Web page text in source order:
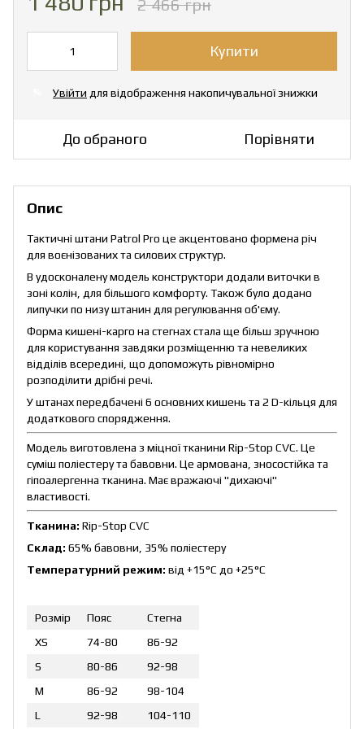
2 466 грн
Купити
Увійти для відображення накопичувальної знижки
До обраного Порівняти
Опис
Тактичні штани Patrol Pro це акцентовано формена річ
для воєнізованих та силових структур.
В удосконалену модель конструктори додали виточки в
зоні колін, для більшого комфорту. Також було додано
липучки по низу штанин для регулювання об'єму.
Форма кишені-карго на стегнах стала ще більш зручною
для користування завдяки розміщенню та невеликих
відділів всередині, що допоможуть рівномірно
розподілити дрібні речі.
У штанах передбачені 6 основних кишень та 2 D-кільця для
додаткового спорядження.
Модель виготовлена з міцної тканини Rip-Stop CVC. Це
суміш поліестеру та бавовни. Це армована, зносостійка та
гіпоалергенна тканина. Має вражаючі "дихаючі"
властивості.
Тканина: Rip-Stop CVC
Склад: 65% бавовни, 35% поліестеру
Температурний режим: від +15°C до +25°C
Розмір Пояс
Стегна
XS
74-80
86-92
S
80-86
92-98
M
86-92
98-104
L
92-98 104-110